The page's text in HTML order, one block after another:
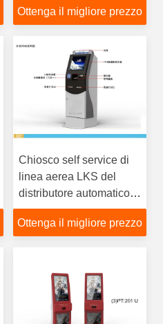
stampante termica
Ottenga il migliore prezzo
Chiosco self service di
linea aerea LKS del
distributore automatico
del biglietto di auto una
garanzia da 1 anno
Ottenga il migliore prezzo